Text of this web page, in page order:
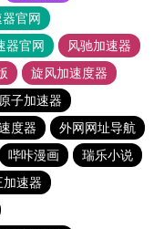
官网
器官网
风驰加速器
旋风加速度器
原子加速器
度器
外网网址导航
哔咔漫画
瑞乐小说
加速器